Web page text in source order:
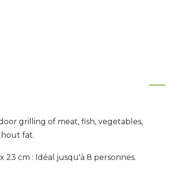
grilling of meat, fish, vegetables,
fat.
23 cm : Idéal jusqu'à 8 personnes.